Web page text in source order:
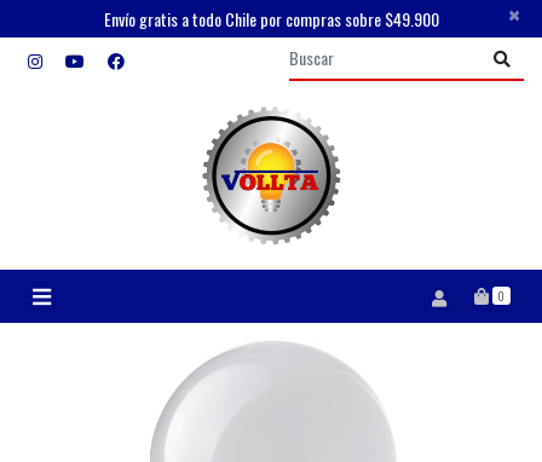
Envío gratis a todo Chile por compras sobre $49.900 ×
0